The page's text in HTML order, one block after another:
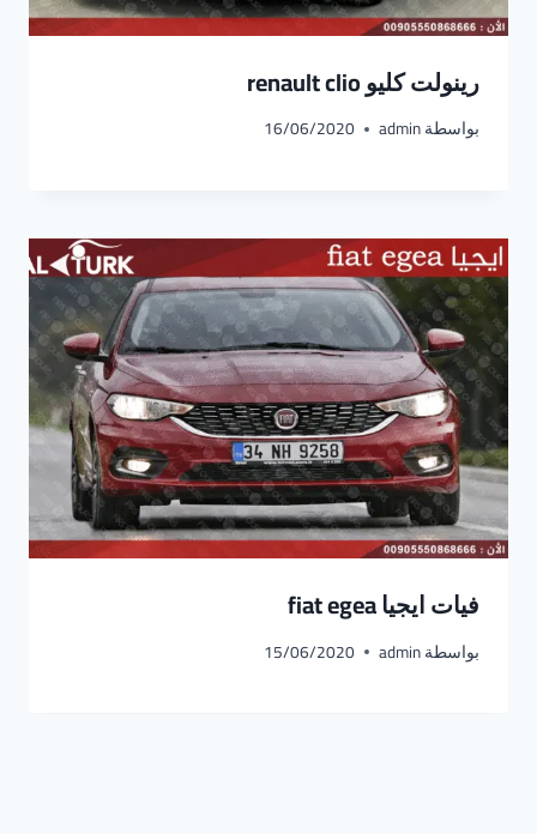
رينولت كليو renault clio
بواسطةadmin
16/06/2020
فيات ايجيا fiat egea
بواسطةadmin
15/06/2020